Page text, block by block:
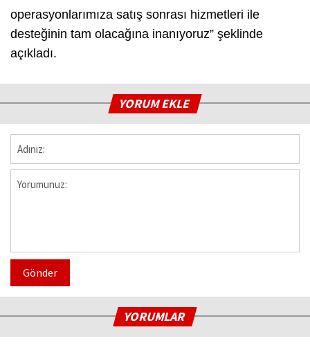
operasyonlarımıza satış sonrası hizmetleri ile
desteğinin tam olacağına inanıyoruz” şeklinde
açıkladı.
YORUM EKLE
Gönder
YORUMLAR